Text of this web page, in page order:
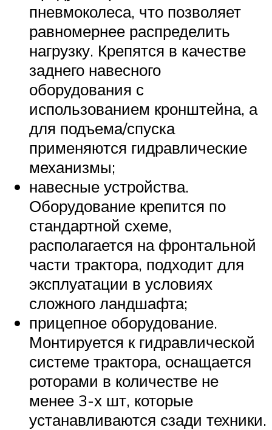
пневмоколеса, что позволяет
равномернее распределить
нагрузку. Крепятся в качестве
заднего навесного
оборудования с
использованием кронштейна, а
для подъема/спуска
применяются гидравлические
механизмы;
навесные устройства.
Оборудование крепится по
стандартной схеме,
располагается на фронтальной
части трактора, подходит для
эксплуатации в условиях
сложного ландшафта;
прицепное оборудование.
Монтируется к гидравлической
системе трактора, оснащается
роторами в количестве не
менее 3-х шт, которые
устанавливаются сзади техники.